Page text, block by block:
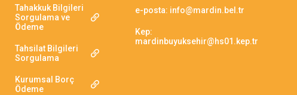
Tahakkuk Bilgileri
Sorgulama ve
Ödeme
Tahsilat Bilgileri
Sorgulama
Kurumsal Borç
Ödeme
e-posta: info@mardin.bel.tr
Kep:
mardinbuyuksehir@hs01.kep.tr